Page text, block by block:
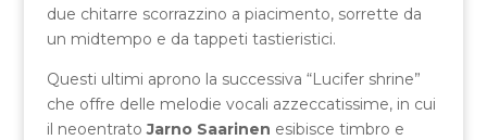
due chitarre scorrazzino a piacimento, sorrette da
un midtempo e da tappeti tastieristici.
Questi ultimi aprono la successiva “Lucifer shrine”
che offre delle melodie vocali azzeccatissime, in cui
il neoentratoJarno Saarinen esibisce timbro e